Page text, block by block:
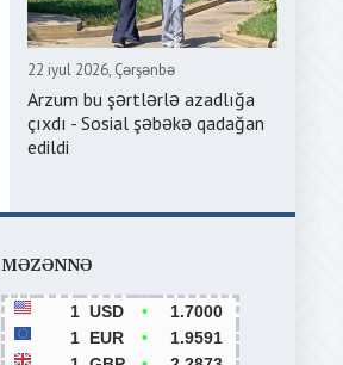
22 iyul 2026, Çərşənbə
Arzum bu şərtlərlə azadlığa
çıxdı - Sosial şəbəkə qadağan
edildi
MƏZƏNNƏ
1 USD •
1.7000
1 EUR •
1.9591